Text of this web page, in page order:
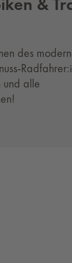
des
und alle